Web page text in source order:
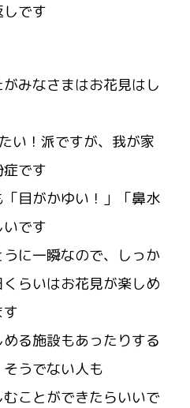
です
みなさまはお花見はし
い！派ですが、我が家
です
目がかゆい！」「鼻水
です
に一瞬なので、しっか
らいはお花見が楽しめ
る施設もあったりする
うでない人も
ことができたらいいで